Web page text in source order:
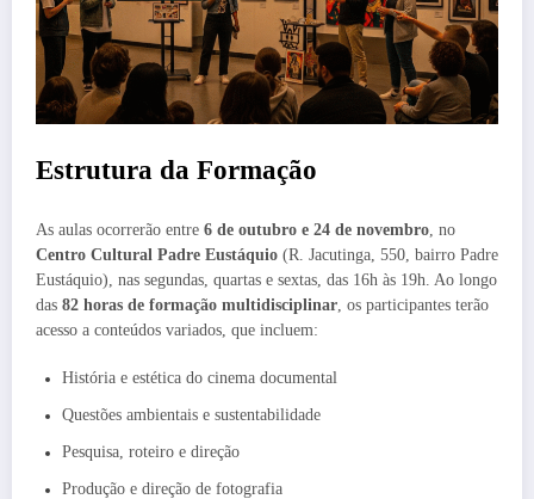
Estrutura da Formação
As aulas ocorrerão entre 6 de outubro e 24 de novembro , no
Centro Cultural Padre Eustáquio (R. Jacutinga, 550, bairro Padre
Eustáquio), nas segundas, quartas e sextas, das 16h às 19h. Ao longo
das 82 horas de formação multidisciplinar , os participantes terão
acesso a conteúdos variados, que incluem:
História e estética do cinema documental
Questões ambientais e sustentabilidade
Pesquisa, roteiro e direção
Produção e direção de fotografia